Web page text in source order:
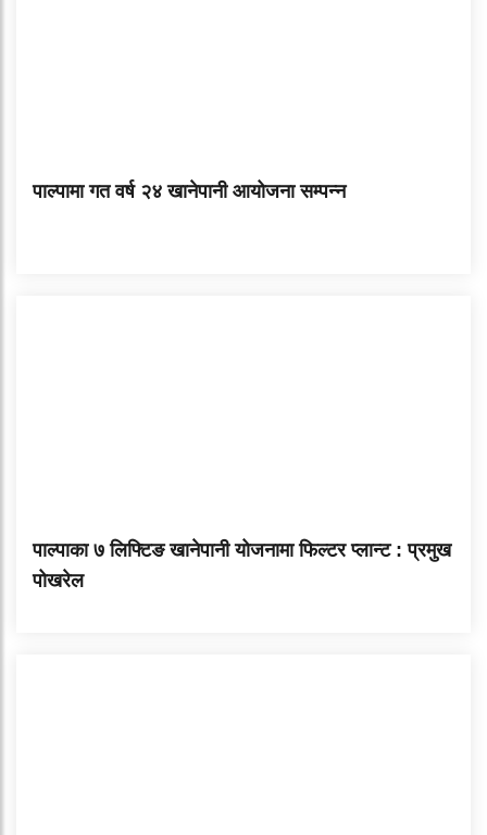
पाल्पामा गत वर्ष २४ खानेपानी आयोजना सम्पन्न
पाल्पाका ७ लिफ्टिङ खानेपानी योजनामा फिल्टर प्लान्ट : प्रमुख
पोखरेल